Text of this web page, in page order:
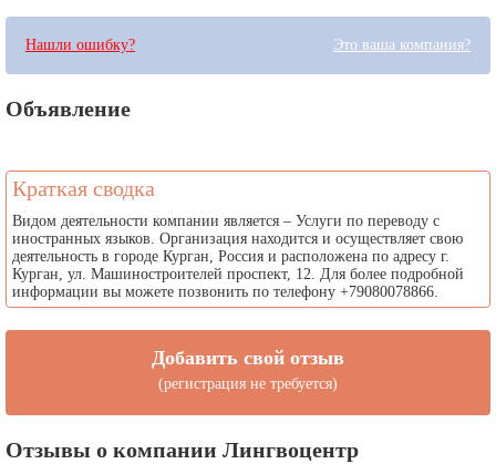
Нашли ошибку? Это ваша компания?
Объявление
Краткая сводка
Видом деятельности компании является – Услуги по переводу с
иностранных языков. Организация находится и осуществляет свою
деятельность в городе Курган, Россия и расположена по адресу г.
Курган, ул. Машиностроителей проспект, 12. Для более подробной
информации вы можете позвонить по телефону +79080078866.
Добавить свой отзыв
(регистрация не требуется)
Отзывы о компании Лингвоцентр